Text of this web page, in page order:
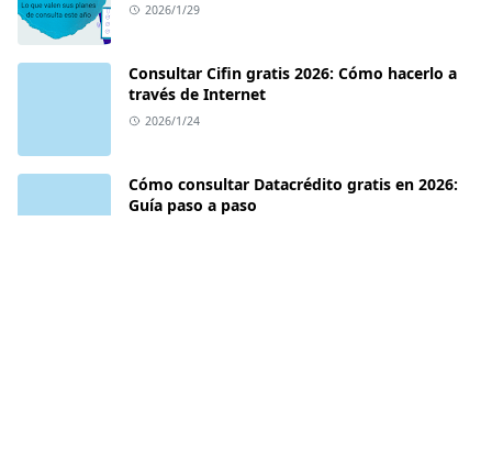
2026/1/29
Consultar Cifin gratis 2026: Cómo hacerlo a
través de Internet
2026/1/24
Cómo consultar Datacrédito gratis en 2026:
Guía paso a paso